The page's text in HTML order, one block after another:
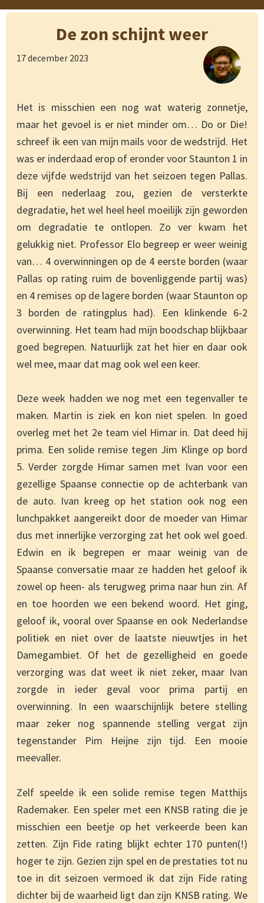
De zon schijnt weer
17 december 2023
Het is misschien een nog wat waterig zonnetje,
maar het gevoel is er niet minder om… Do or Die!
schreef ik een van mijn mails voor de wedstrijd. Het
was er inderdaad erop of eronder voor Staunton 1 in
deze vijfde wedstrijd van het seizoen tegen Pallas.
Bij een nederlaag zou, gezien de versterkte
degradatie, het wel heel heel moeilijk zijn geworden
om degradatie te ontlopen. Zo ver kwam het
gelukkig niet. Professor Elo begreep er weer weinig
van… 4 overwinningen op de 4 eerste borden (waar
Pallas op rating ruim de bovenliggende partij was)
en 4 remises op de lagere borden (waar Staunton op
3 borden de ratingplus had). Een klinkende 6-2
overwinning. Het team had mijn boodschap blijkbaar
goed begrepen. Natuurlijk zat het hier en daar ook
wel mee, maar dat mag ook wel een keer.
Deze week hadden we nog met een tegenvaller te
maken. Martin is ziek en kon niet spelen. In goed
overleg met het 2e team viel Himar in. Dat deed hij
prima. Een solide remise tegen Jim Klinge op bord
5. Verder zorgde Himar samen met Ivan voor een
gezellige Spaanse connectie op de achterbank van
de auto. Ivan kreeg op het station ook nog een
lunchpakket aangereikt door de moeder van Himar
dus met innerlijke verzorging zat het ook wel goed.
Edwin en ik begrepen er maar weinig van de
Spaanse conversatie maar ze hadden het geloof ik
zowel op heen- als terugweg prima naar hun zin. Af
en toe hoorden we een bekend woord. Het ging,
geloof ik, vooral over Spaanse en ook Nederlandse
politiek en niet over de laatste nieuwtjes in het
Damegambiet. Of het de gezelligheid en goede
verzorging was dat weet ik niet zeker, maar Ivan
zorgde in ieder geval voor prima partij en
overwinning. In een waarschijnlijk betere stelling
maar zeker nog spannende stelling vergat zijn
tegenstander Pim Heijne zijn tijd. Een mooie
meevaller.
Zelf speelde ik een solide remise tegen Matthijs
Rademaker. Een speler met een KNSB rating die je
misschien een beetje op het verkeerde been kan
zetten. Zijn Fide rating blijkt echter 170 punten(!)
hoger te zijn. Gezien zijn spel en de prestaties tot nu
toe in dit seizoen vermoed ik dat zijn Fide rating
dichter bij de waarheid ligt dan zijn KNSB rating. We